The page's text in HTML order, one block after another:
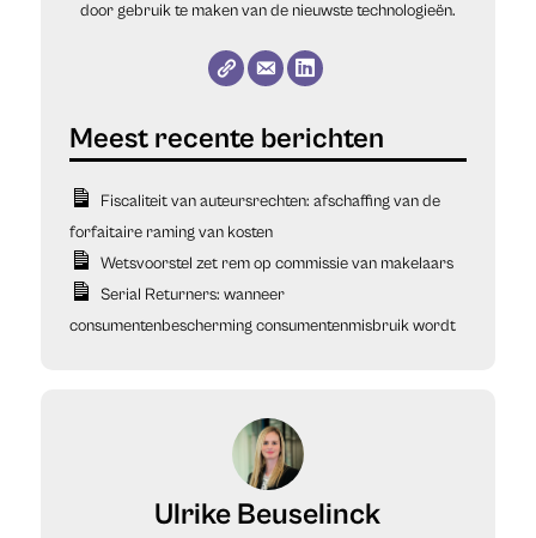
door gebruik te maken van de nieuwste technologieën.
Fiscaliteit van auteursrechten: afschaffing van de
forfaitaire raming van kosten
Wetsvoorstel zet rem op commissie van makelaars
Serial Returners: wanneer
consumentenbescherming consumentenmisbruik wordt
Ulrike Beuselinck